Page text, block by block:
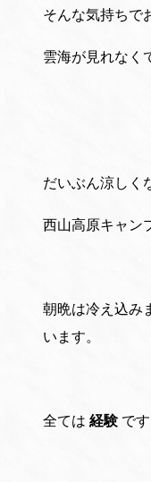
そんな気持ちで
雲海が見れなく
だいぶん涼しく
西山高原キャン
朝晩は冷え込み
います。
全ては 経験で